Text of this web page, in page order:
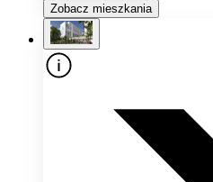
Zobacz mieszkania